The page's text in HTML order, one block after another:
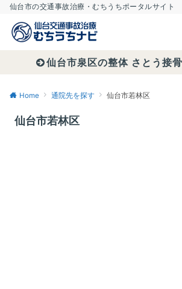
仙台市の交通事故治療・むちうちポータルサイト
仙台市泉区の整体 さとう接骨
Home 通院先を探す 仙台市若林区
仙台市若林区